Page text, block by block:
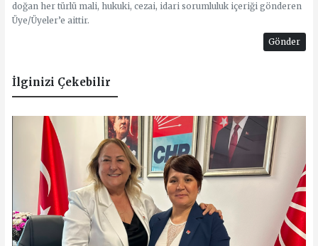
doğan her türlü mali, hukuki, cezai, idari sorumluluk içeriği gönderen
Üye/Üyeler’e aittir.
Gönder
İlginizi Çekebilir